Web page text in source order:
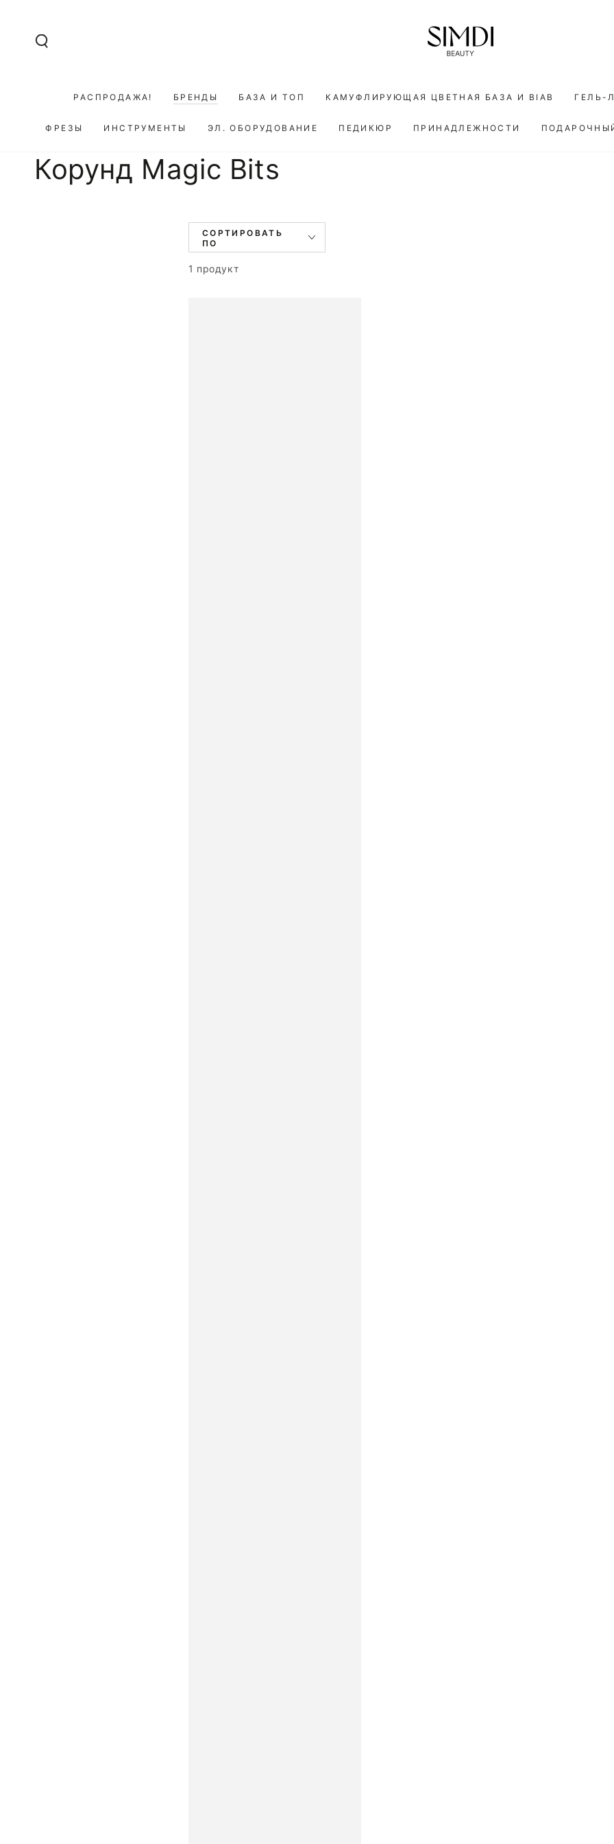
РАСПРОДАЖА! БРЕНДЫ БАЗА И ТОП КАМУФЛИРУЮЩАЯ ЦВЕТНАЯ БАЗА И BIAB ГЕЛЬ-
ФРЕЗЫ ИНСТРУМЕНТЫ ЭЛ. ОБОРУДОВАНИЕ ПЕДИКЮР ПРИНАДЛЕЖНОСТИ
Коллекция:
Корунд Magic Bits
СОРТИРОВАТЬ
ПО
1 продукт